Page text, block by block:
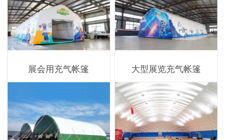
展会用充气帐篷 大型展览充气帐篷